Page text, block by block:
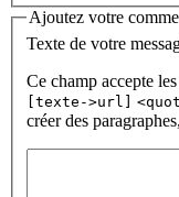
Ajoutez votre
Texte de votre
Ce champ accepte
[texte->url]
créer des